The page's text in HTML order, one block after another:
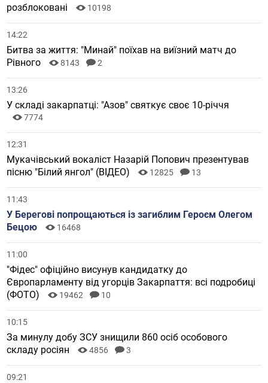
розблоковані
10198
14:22
Битва за життя: "Минай" поїхав на виїзний матч до
Рівного
8143 2
13:26
У складі закарпатці: "Азов" святкує своє 10-річчя
7774
12:31
Мукачівський вокаліст Назарій Попович презентував
пісню "Білий янгол" (ВІДЕО)
12825 13
11:43
У Берегові попрощаються із загиблим Героєм Олегом
Бецою
16468
11:00
"Фідес" офіційно висунув кандидатку до
Європарламенту від угорців Закарпаття: всі подробиці
(ФОТО)
19462 10
10:15
За минулу добу ЗСУ знищили 860 осіб особового
складу росіян
4856 3
09:21